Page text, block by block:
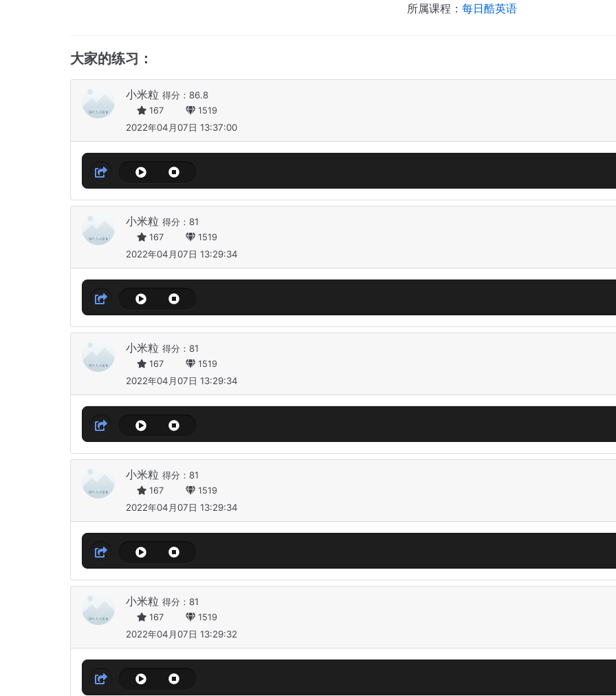
所属课程： 每日酷英语
大家的练习：
小米粒 得分：86.8
167 1519
2022年04月07日 13:37:00
小米粒 得分：81
167 1519
2022年04月07日 13:29:34
小米粒 得分：81
167 1519
2022年04月07日 13:29:34
小米粒 得分：81
167 1519
2022年04月07日 13:29:34
小米粒 得分：81
167 1519
2022年04月07日 13:29:32